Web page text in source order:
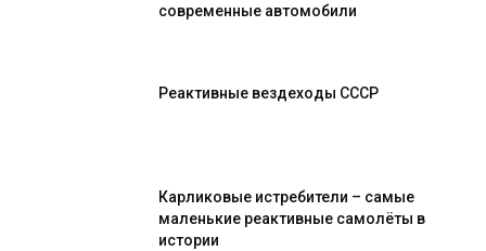
современные автомобили
Реактивные вездеходы СССР
Карликовые истребители – самые
маленькие реактивные самолёты в
истории